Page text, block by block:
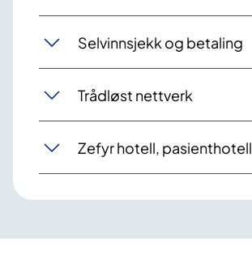
Selvinnsjekk og betaling
Trådløst nettverk
Zefyr hotell, pasienthotell